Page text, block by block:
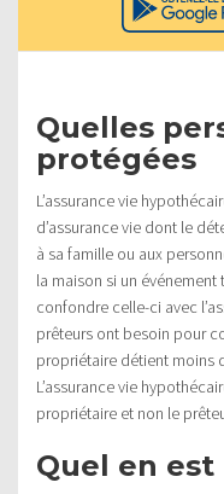
Quelles
protégées
L’assurance vie
d’assurance vie dont le
à sa famille ou aux
la maison si un
confondre celle-ci avec
prêteurs ont besoin pour
propriétaire détient moins
L’assurance vie
propriétaire et non le
Quel en